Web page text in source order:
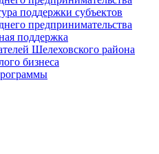
поддержки субъектов
предпринимательства
поддержка
Шелеховского района
бизнеса